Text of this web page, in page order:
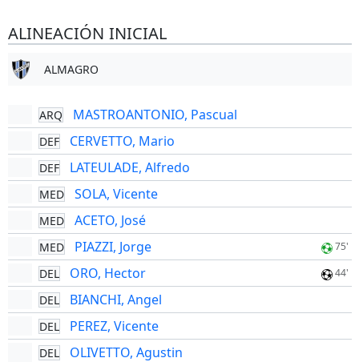
ALINEACIÓN INICIAL
ALMAGRO
ARQ MASTROANTONIO, Pascual
DEF CERVETTO, Mario
DEF LATEULADE, Alfredo
MED SOLA, Vicente
MED ACETO, José
MED PIAZZI, Jorge 75'
DEL ORO, Hector 44'
DEL BIANCHI, Angel
DEL PEREZ, Vicente
DEL OLIVETTO, Agustin